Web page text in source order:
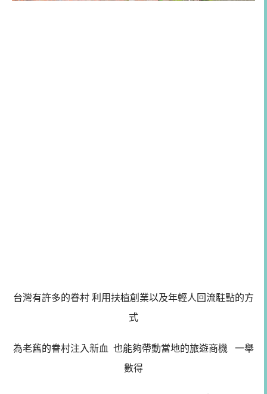
台灣有許多的眷村 利用扶植創業以及年輕人回流駐點的方
式
為老舊的眷村注入新血 也能夠帶動當地的旅遊商機 一舉
數得